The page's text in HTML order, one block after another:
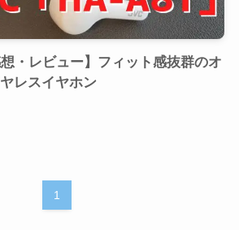
想・レビュー】フィット感抜群のオ
レスイヤホン
1